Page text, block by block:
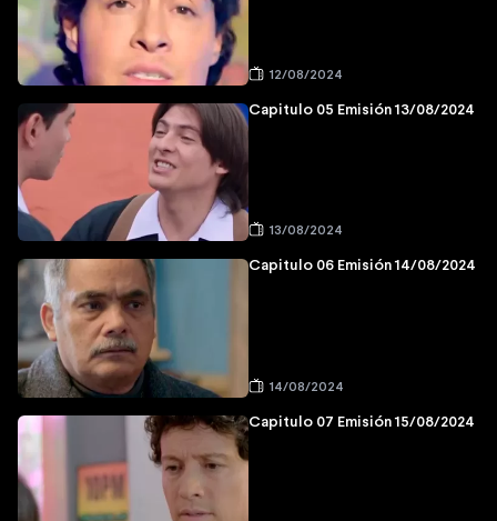
12/08/2024
Capitulo 05 Emisión 13/08/2024
13/08/2024
Capitulo 06 Emisión 14/08/2024
14/08/2024
Capitulo 07 Emisión 15/08/2024